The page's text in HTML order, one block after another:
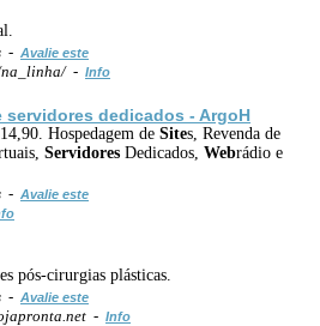
- Avalie este
na_linha/ - Info
servidores dedicados - ArgoH
Hospedagem de Sites, Revenda de
Servidores Dedicados, Webrádio e
- Avalie este
pós-cirurgias plásticas.
- Avalie este
- Info